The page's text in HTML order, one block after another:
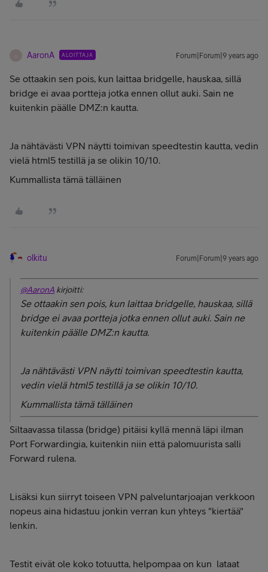
AaronA ALOITTAJA Forum|Forum|9 years ago
Se ottaakin sen pois, kun laittaa bridgelle, hauskaa, sillä
bridge ei avaa portteja jotka ennen ollut auki. Sain ne
kuitenkin päälle DMZ:n kautta.
Ja nähtävästi VPN näytti toimivan speedtestin kautta, vedin
vielä html5 testillä ja se olikin 10/10.
Kummallista tämä tälläinen
olkitu Forum|Forum|9 years ago
@AaronA kirjoitti:
Se ottaakin sen pois, kun laittaa bridgelle, hauskaa, sillä
bridge ei avaa portteja jotka ennen ollut auki. Sain ne
kuitenkin päälle DMZ:n kautta.
Ja nähtävästi VPN näytti toimivan speedtestin kautta,
vedin vielä html5 testillä ja se olikin 10/10.
Kummallista tämä tälläinen
Siltaavassa tilassa (bridge) pitäisi kyllä mennä läpi ilman
Port Forwardingia, kuitenkin niin että palomuurista salli
Forward rulena.
Lisäksi kun siirryt toiseen VPN palveluntarjoajan verkkoon
nopeus aina hidastuu jonkin verran kun yhteys "kiertää"
lenkin.
Testit eivät ole koko totuutta, helpompaa on kun lataat